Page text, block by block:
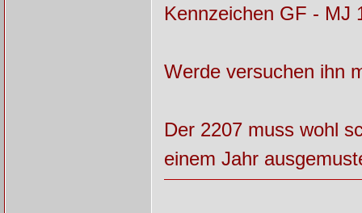
Kennzeichen GF - MJ
Werde versuchen ihn
Der 2207 muss wohl
einem Jahr